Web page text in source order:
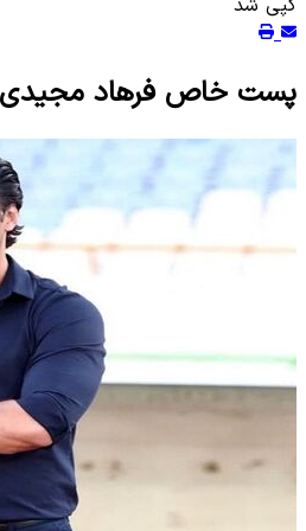
کپی شد
پست خاص فرهاد مجیدی